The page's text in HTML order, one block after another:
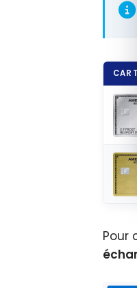
Pour